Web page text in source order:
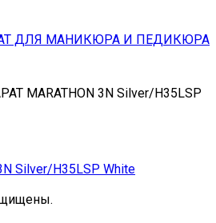
ДЛЯ МАНИКЮРА И ПЕДИКЮРА
MARATHON 3N Silver/H35LSP
Silver/H35LSP White